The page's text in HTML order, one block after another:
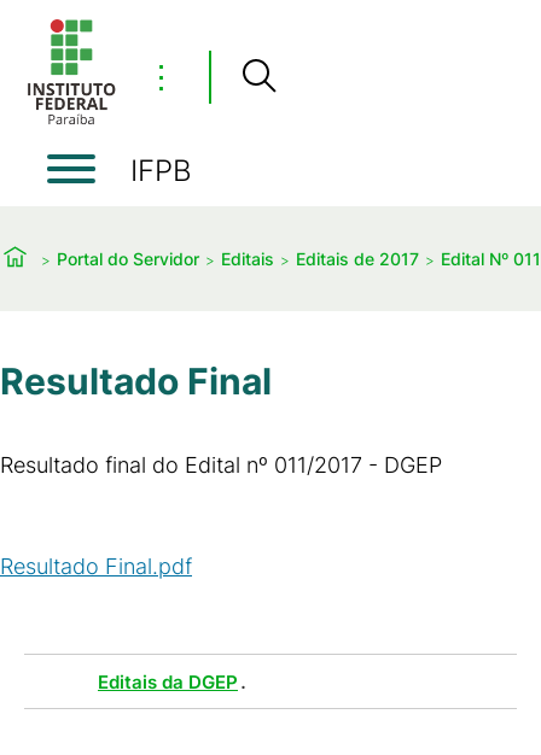
⋮
IFPB
Portal do Servidor Editais Editais de 2017 Edital Nº
Resultado Final
Resultado final do Edital nº 011/2017 - DGEP
Resultado Final.pdf
Editais da DGEP .